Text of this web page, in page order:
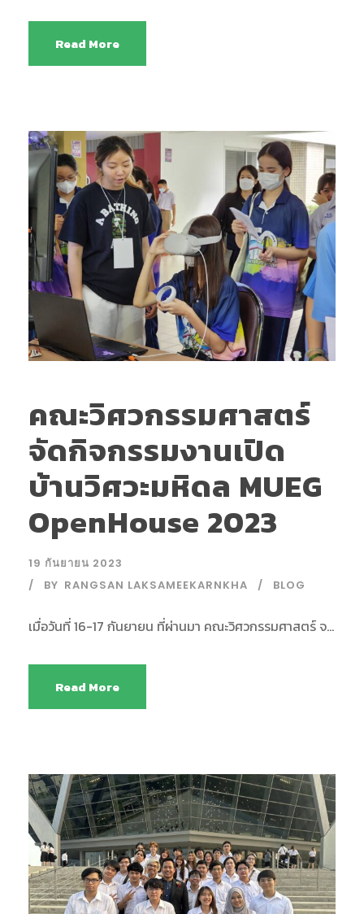
Read More
คณะวิศวกรรมศาสตร์
จัดกิจกรรมงานเปิด
บ้านวิศวะมหิดล MUEG
OpenHouse 2023
19 กันยายน 2023
BY RANGSAN LAKSAMEEKARNKHA BLOG
เมื่อวันที่ 16-17 กันยายน ที่ผ่านมา คณะวิศวกรรมศาสตร์ จ...
Read More